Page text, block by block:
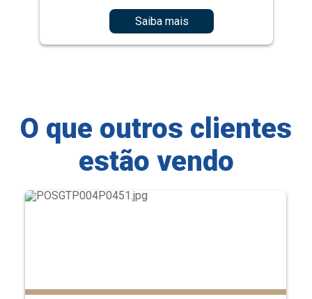
Saiba mais
O que outros clientes
estão vendo